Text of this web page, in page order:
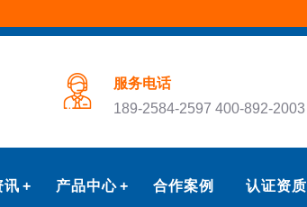
服务电话
189-2584-2597 400-892-2003
讯 产品中心 合作案例 认证资质